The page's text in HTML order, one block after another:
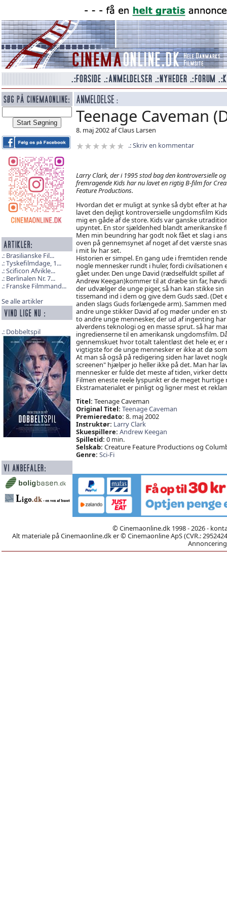
Brasilianske Fil...
Tyskefilmdage, 1...
Scificon Afvikle...
Berlinalen Nr. 7...
Franske Filmmand...
Se alle artikler
Dobbeltspil
Teenage Caveman
8. maj 2002 af Claus Larsen
Skriv en kommentar
Larry Clark, der i 1995 stod bag den kontroversielle og
fremragende Kids har nu lavet en rigtig B-film for
Feature Productions.
Hvordan det er muligt at synke så dybt efter at
lavet den dejligt kontroversielle ungdomsfilm
mig en gåde af de store. Kids var ganske
upyntet. En stor sjældenhed blandt amerikanske
Men min beundring har godt nok fået et slag i
oven på gennemsynet af noget af det værste
i mit liv har set.
Historien er simpel. En gang ude i fremtiden
nogle mennesker rundt i huler, fordi civilsationen
gået under. Den unge David (rædselfuldt spillet af
Andrew Keegan)kommer til at dræbe sin far,
der udvælger de unge piger, så han kan stikke sin
tissemand ind i dem og give dem Guds sæd. (Det
anden slags Guds forlængede arm). Sammen
andre unge stikker David af og møder under en
to andre unge mennesker, der ud af ingenting har
alverdens teknologi og en masse sprut. så har
ingredienserne til en amerikansk ungdomsfilm.
gennemskuet hvor totalt talentløst det hele er, er
vigtigste for de unge mennesker er ikke at dø
At man så også på redigering siden har lavet
screenen" hjælper jo heller ikke på det. Man har
mennesker er fulde det meste af tiden, virker
Filmen eneste reele lyspunkt er de meget
Ekstramaterialet er pinligt og ligner mest et
Titel: Teenage Caveman
Original Titel: Teenage Caveman
Premieredato: 8. maj 2002
Instruktør: Larry Clark
Skuespillere: Andrew Keegan
Spilletid: 0 min.
Selskab: Creature Feature Productions og
Genre: Sci-Fi
© Cinemaonline.dk 1998 - 2026 -
Alt materiale på Cinemaonline.dk er © Cinemaonline ApS (CVR.: